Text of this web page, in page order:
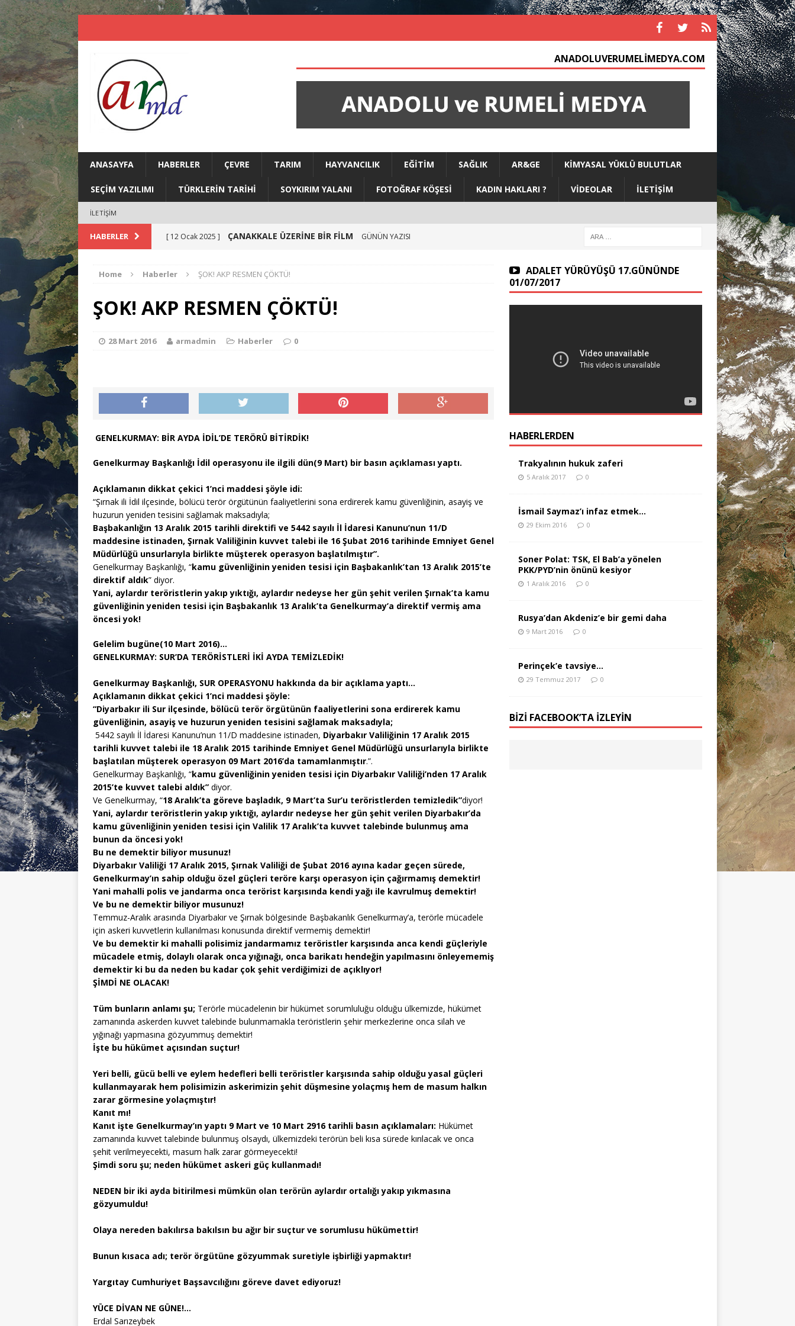
ANADOLUVERUMELIMEDYA.COM
ANASAYFA HABERLER ÇEVRE TARIM HAYVANCILIK EĞITIM SAĞLIK AR&GE KIMYASAL YÜKLÜ BULUTLAR
SEÇIM YAZILIMI TÜRKLERIN TARIHI SOYKIRIM YALANI FOTOĞRAF KÖŞESI KADIN HAKLARI ? VIDEOLAR İLETIŞIM
İLETIŞIM
HABERLER [ 12 Ocak 2025 ] ÇANAKKALE ÜZERİNE BİR FİLM GÜNÜN YAZISI
vicdanı hür nesiller ister” GÜNÜN YAZISI
[ 6 Ekim 2023 ] SEÇİM VE MUHALEFET
Home Haberler ŞOK! AKP RESMEN ÇÖKTÜ!
ŞOK! AKP RESMEN ÇÖKTÜ!
28 Mart 2016 armadmin Haberler 0
GENELKURMAY: BİR AYDA İDİL’DE TERÖRÜ BİTİRDİK!
Genelkurmay Başkanlığı İdil operasyonu ile ilgili dün(9 Mart) bir basın açıklaması yaptı.
Açıklamanın dikkat çekici 1’nci maddesi şöyle idi:
“Şırnak ili İdil ilçesinde, bölücü terör örgütünün faaliyetlerini sona erdirerek kamu güvenliğinin, asayiş ve
huzurun yeniden tesisini sağlamak maksadıyla;
Başbakanlığın 13 Aralık 2015 tarihli direktifi ve 5442 sayılı İl İdaresi Kanunu’nun 11/D
maddesine istinaden, Şırnak Valiliğinin kuvvet talebi ile 16 Şubat 2016 tarihinde Emniyet Genel
Müdürlüğü unsurlarıyla birlikte müşterek operasyon başlatılmıştır”.
Genelkurmay Başkanlığı, “kamu güvenliğinin yeniden tesisi için Başbakanlık’tan 13 Aralık 2015’te
direktif aldık” diyor.
Yani, aylardır teröristlerin yakıp yıktığı, aylardır nedeyse her gün şehit verilen Şırnak’ta kamu
güvenliğinin yeniden tesisi için Başbakanlık 13 Aralık’ta Genelkurmay’a direktif vermiş ama
öncesi yok!
Gelelim bugüne(10 Mart 2016)…
GENELKURMAY: SUR’DA TERÖRİSTLERİ İKİ AYDA TEMİZLEDİK!
Genelkurmay Başkanlığı, SUR OPERASYONU hakkında da bir açıklama yaptı…
Açıklamanın dikkat çekici 1’nci maddesi şöyle:
“Diyarbakır ili Sur ilçesinde, bölücü terör örgütünün faaliyetlerini sona erdirerek kamu
güvenliğinin, asayiş ve huzurun yeniden tesisini sağlamak maksadıyla;
5442 sayılı İl İdaresi Kanunu’nun 11/D maddesine istinaden, Diyarbakır Valiliğinin 17 Aralık 2015
tarihli kuvvet talebi ile 18 Aralık 2015 tarihinde Emniyet Genel Müdürlüğü unsurlarıyla birlikte
başlatılan müşterek operasyon 09 Mart 2016’da tamamlanmıştır.”.
Genelkurmay Başkanlığı, “kamu güvenliğinin yeniden tesisi için Diyarbakır Valiliği’nden 17 Aralık
2015’te kuvvet talebi aldık” diyor.
Ve Genelkurmay, “18 Aralık’ta göreve başladık, 9 Mart’ta Sur’u teröristlerden temizledik”diyor!
Yani, aylardır teröristlerin yakıp yıktığı, aylardır nedeyse her gün şehit verilen Diyarbakır’da
kamu güvenliğinin yeniden tesisi için Valilik 17 Aralık’ta kuvvet talebinde bulunmuş ama
bunun da öncesi yok!
Bu ne demektir biliyor musunuz!
Diyarbakır Valiliği 17 Aralık 2015, Şırnak Valiliği de Şubat 2016 ayına kadar geçen sürede,
Genelkurmay’ın sahip olduğu özel güçleri teröre karşı operasyon için çağırmamış demektir!
Yani mahalli polis ve jandarma onca terörist karşısında kendi yağı ile kavrulmuş demektir!
Ve bu ne demektir biliyor musunuz!
Temmuz-Aralık arasında Diyarbakır ve Şırnak bölgesinde Başbakanlık Genelkurmay’a, terörle mücadele
için askeri kuvvetlerin kullanılması konusunda direktif vermemiş demektir!
Ve bu demektir ki mahalli polisimiz jandarmamız teröristler karşısında anca kendi güçleriyle
mücadele etmiş, dolaylı olarak onca yığınağı, onca barikatı hendeğin yapılmasını önleyememiş
demektir ki bu da neden bu kadar çok şehit verdiğimizi de açıklıyor!
ŞİMDİ NE OLACAK!
Tüm bunların anlamı şu; Terörle mücadelenin bir hükümet sorumluluğu olduğu ülkemizde, hükümet
zamanında askerden kuvvet talebinde bulunmamakla teröristlerin şehir merkezlerine onca silah ve
yığınağı yapmasına gözyummuş demektir!
İşte bu hükümet açısından suçtur!
Yeri belli, gücü belli ve eylem hedefleri belli teröristler karşısında sahip olduğu yasal güçleri
kullanmayarak hem polisimizin askerimizin şehit düşmesine yolaçmış hem de masum halkın
zarar görmesine yolaçmıştır!
Kanıt mı!
Kanıt işte Genelkurmay’ın yaptı 9 Mart ve 10 Mart 2916 tarihli basın açıklamaları: Hükümet
zamanında kuvvet talebinde bulunmuş olsaydı, ülkemizdeki terörün beli kısa sürede kırılacak ve onca
şehit verilmeyecekti, masum halk zarar görmeyecekti!
Şimdi soru şu; neden hükümet askeri güç kullanmadı!
NEDEN bir iki ayda bitirilmesi mümkün olan terörün aylardır ortalığı yakıp yıkmasına
gözyumuldu!
Olaya nereden bakılırsa bakılsın bu ağır bir suçtur ve sorumlusu hükümettir!
Bunun kısaca adı; terör örgütüne gözyummak suretiyle işbirliği yapmaktır!
Yargıtay Cumhuriyet Başsavcılığını göreve davet ediyoruz!
YÜCE DİVAN NE GÜNE!…
Erdal Sarızeybek
ADALET YÜRÜYÜŞÜ 17.GÜNÜNDE
01/07/2017
HABERLERDEN
Trakyalının hukuk zaferi
5 Aralık 2017 0
İsmail Saymaz’ı infaz etmek…
29 Ekim 2016 0
Soner Polat: TSK, El Bab’a yönelen
PKK/PYD’nin önünü kesiyor
1 Aralık 2016 0
Rusya’dan Akdeniz’e bir gemi daha
9 Mart 2016 0
Perinçek’e tavsiye…
29 Temmuz 2017 0
BIZI FACEBOOK’TA İZLEYIN